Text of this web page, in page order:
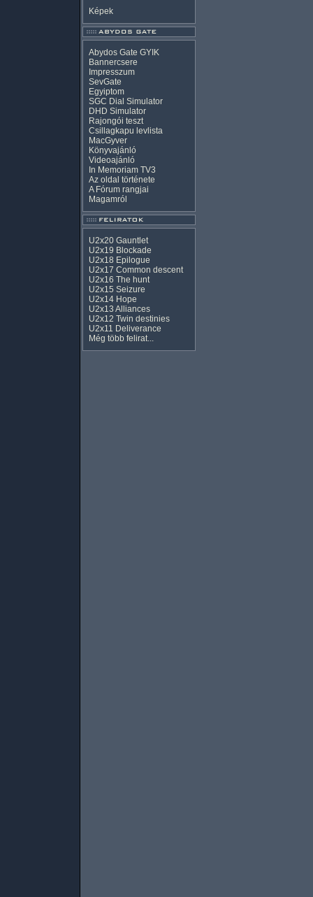
Képek
Abydos Gate GYIK
Bannercsere
Impresszum
SevGate
Egyiptom
SGC Dial Simulator
DHD Simulator
Rajongói teszt
Csillagkapu levlista
MacGyver
Könyvajánló
Videoajánló
In Memoriam TV3
Az oldal története
A Fórum rangjai
Magamról
U2x20 Gauntlet
U2x19 Blockade
U2x18 Epilogue
U2x17 Common descent
U2x16 The hunt
U2x15 Seizure
U2x14 Hope
U2x13 Alliances
U2x12 Twin destinies
U2x11 Deliverance
Még több felirat...